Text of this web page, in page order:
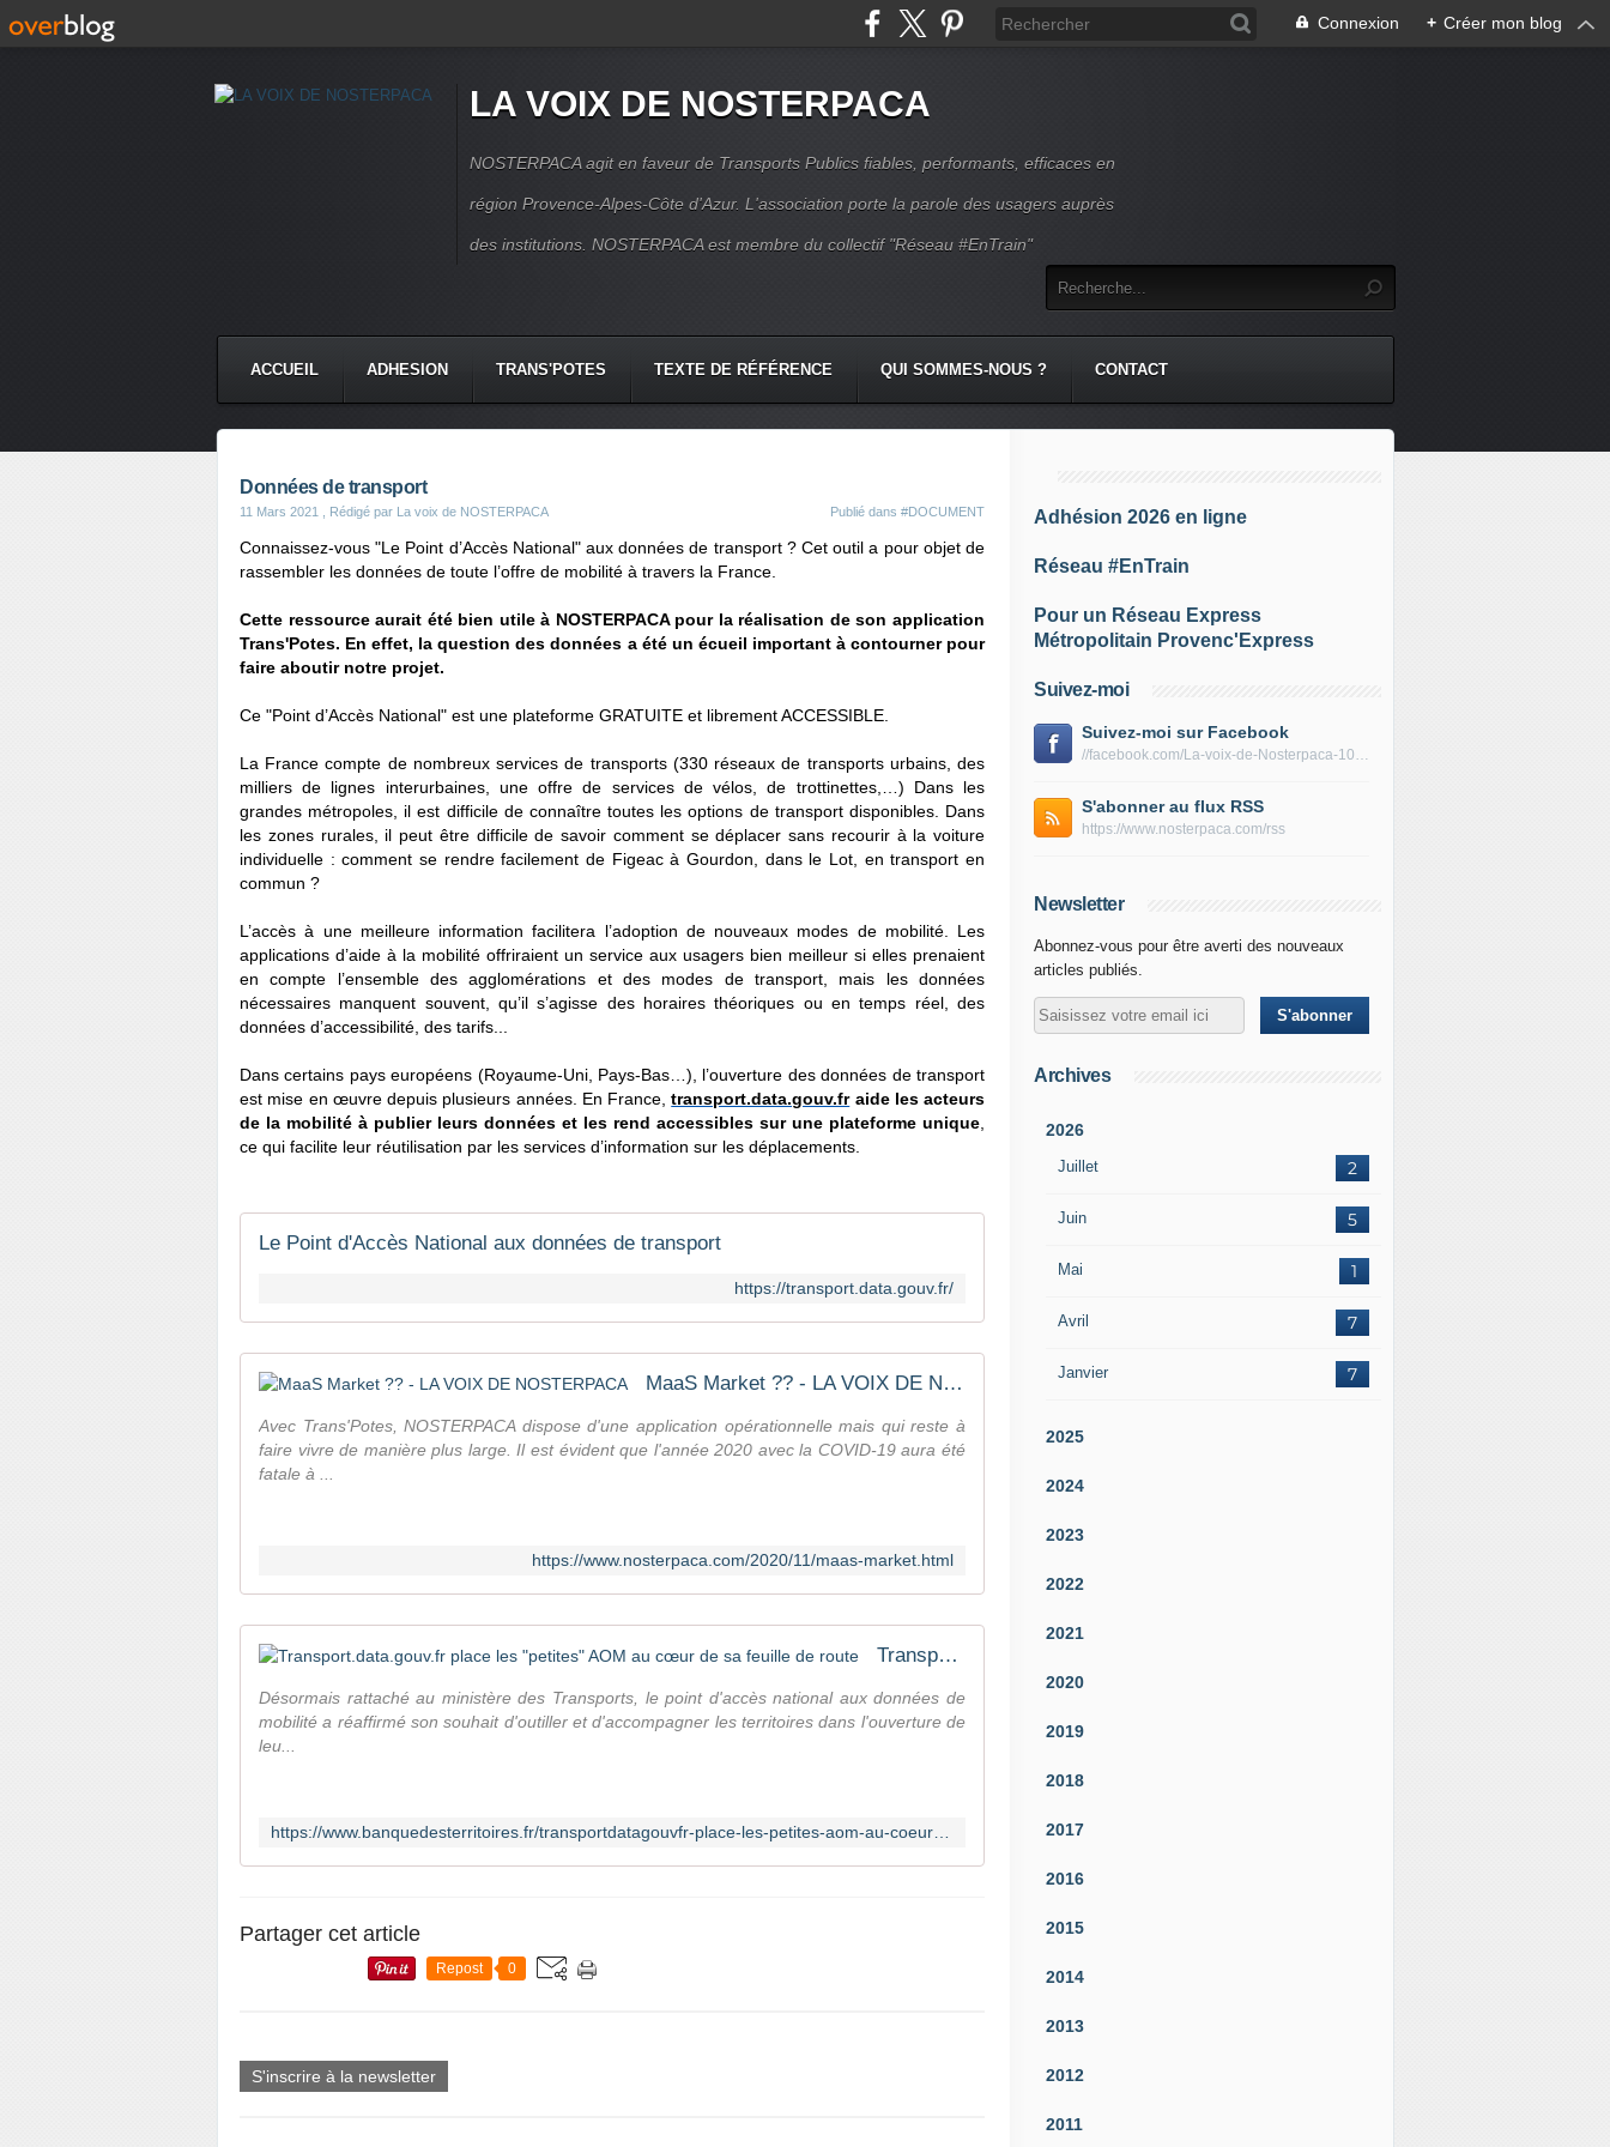
Connexion + Créer mon blog
LA VOIX DE NOSTERPACA
NOSTERPACA agit en faveur de Transports Publics fiables, performants, efficaces en
région Provence-Alpes-Côte d'Azur. L'association porte la parole des usagers auprès
des institutions. NOSTERPACA est membre du collectif "Réseau #EnTrain"
ACCUEIL ADHESION TRANS'POTES TEXTE DE RÉFÉRENCE QUI SOMMES-NOUS ? CONTACT
Données de transport
11 Mars 2021 , Rédigé par La voix de NOSTERPACA Publié dans #DOCUMENT
Connaissez-vous "Le Point d’Accès National" aux données de transport ? Cet outil a pour objet de
rassembler les données de toute l’offre de mobilité à travers la France.
Cette ressource aurait été bien utile à NOSTERPACA pour la réalisation de son application
Trans'Potes. En effet, la question des données a été un écueil important à contourner pour
faire aboutir notre projet.
Ce "Point d’Accès National" est une plateforme GRATUITE et librement ACCESSIBL E.
La France compte de nombreux services de transports (330 réseaux de transports urbains, des
milliers de lignes interurbaines, une offre de services de vélos, de trottinettes,…) Dans les
grandes métropoles, il est difficile de connaître toutes les options de transport disponibles. Dans
les zones rurales, il peut être difficile de savoir comment se déplacer sans recourir à la voiture
individuelle : comment se rendre facilement de Figeac à Gourdon, dans le Lot, en transport en
commun ?
L’accès à une meilleure information facilitera l’adoption de nouveaux modes de mobilité. Les
applications d’aide à la mobilité offriraient un service aux usagers bien meilleur si elles prenaient
en compte l’ensemble des agglomérations et des modes de transport, mais les données
nécessaires manquent souvent, qu’il s’agisse des horaires théoriques ou en temps réel, des
données d’accessibilité, des tarifs...
Dans certains pays européens (Royaume-Uni, Pays-Bas…), l’ouverture des données de transport
est mise en œuvre depuis plusieurs années. En France,transport.data.gouv.fr aide les acteurs
de la mobilité à publier leurs données et les rend accessibles sur une plateforme unique
ce qui facilite leur réutilisation par les services d’information sur les déplacements.
Le Point d'Accès National aux données de transport
https://transport.data.gouv.fr/
MaaS Market ?? - LA VOIX DE NOSTERPACA
Avec Trans'Potes, NOSTERPACA dispose d'une application opérationnelle mais qui reste à
faire vivre de manière plus large. Il est évident que l'année 2020 avec la COVID-19 aura été
fatale à ...
https://www.nosterpaca.com/2020/11/maas-market.html
Transport.data.gouv.fr place les "petites" AOM au cœur de sa feuille de route
Désormais rattaché au ministère des Transports, le point d'accès national aux données de
mobilité a réaffirmé son souhait d'outiller et d'accompagner les territoires dans l'ouverture de
leu...
Partager cet article
Repost 0
S'inscrire à la newsletter
Adhésion 2026 en ligne
Réseau #EnTrain
Pour un Réseau Express
Métropolitain Provenc'Express
Suivez-moi
Suivez-moi sur Facebook
//facebook.com/La-voix-de-Nosterpaca-106434384284735
S'abonner au flux RSS
https://www.nosterpaca.com/rss
Newsletter
Abonnez-vous pour être averti des nouveaux
articles publiés.
Archives
2026
Juillet 2
Juin 5
Mai 1
Avril 7
Janvier 7
2025
2024
2023
2022
2021
2020
2019
2018
2017
2016
2015
2014
2013
2012
2011